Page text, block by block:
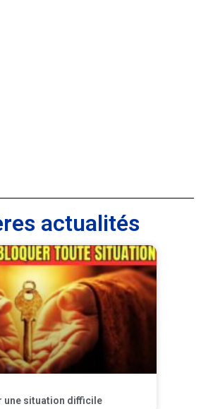
actualités
une situation difficile